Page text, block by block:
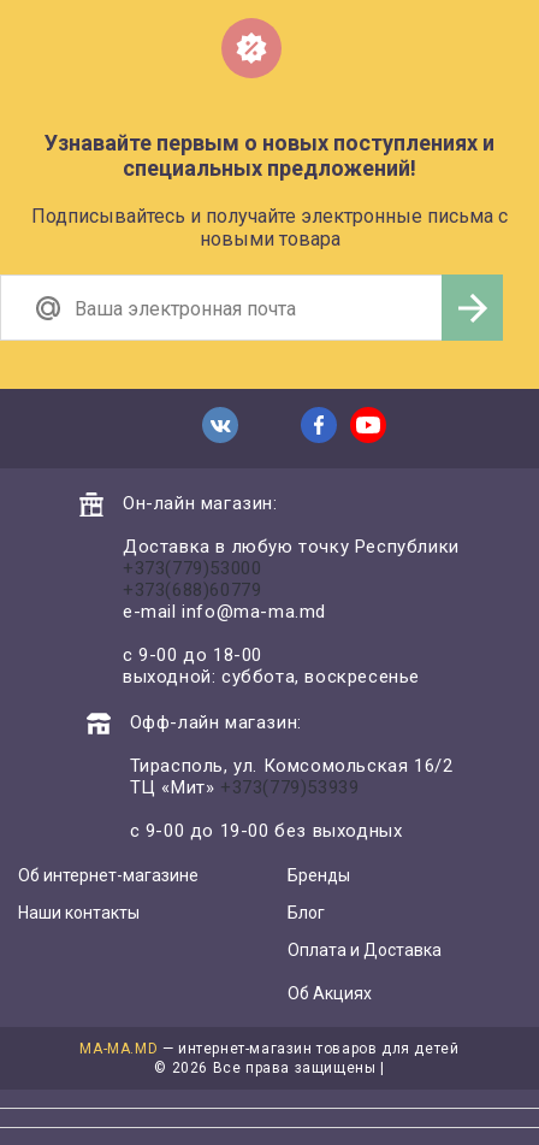
Узнавайте первым о новых поступлениях и
специальных предложений!
Подписывайтесь и получайте электронные письма с
новыми товара
Он-лайн магазин:
Доставка в любую точку Республики
+373(779)53000
+373(688)60779
e-mailinfo@ma-ma.md
с 9-00 до 18-00
выходной: суббота, воскресенье
Офф-лайн магазин:
Тирасполь, ул. Комсомольская 16/2
ТЦ «Мит» +373(779)53939
с 9-00 до 19-00 без выходных
Об интернет-магазине
Наши контакты
Бренды
Блог
Оплата и Доставка
Об Акциях
MA-MA.MD — интернет-магазин товаров для детей
© 2026 Все права защищены |